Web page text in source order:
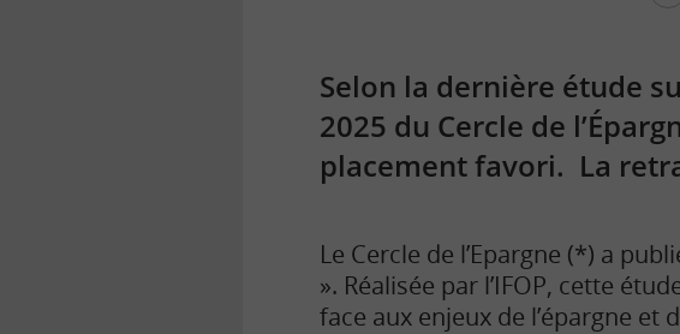
Selon la dernière étude
2025 du Cercle de
placement favori. La
Le Cercle de l’Epargne (*) a
». Réalisée par l’IFOP, cette
face aux enjeux de l’épargne et